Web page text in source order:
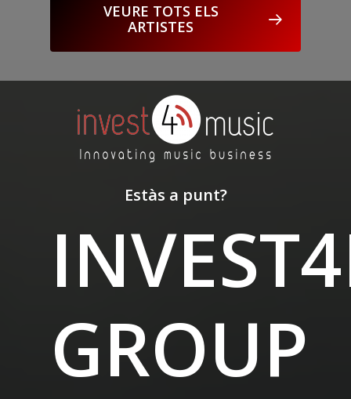
VEURE TOTS ELS
ARTISTES
Estàs a punt?
GROUP